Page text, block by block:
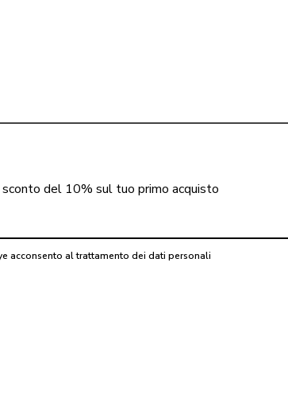
sconto del 10% sul tuo primo acquisto
e acconsento al trattamento dei dati personali